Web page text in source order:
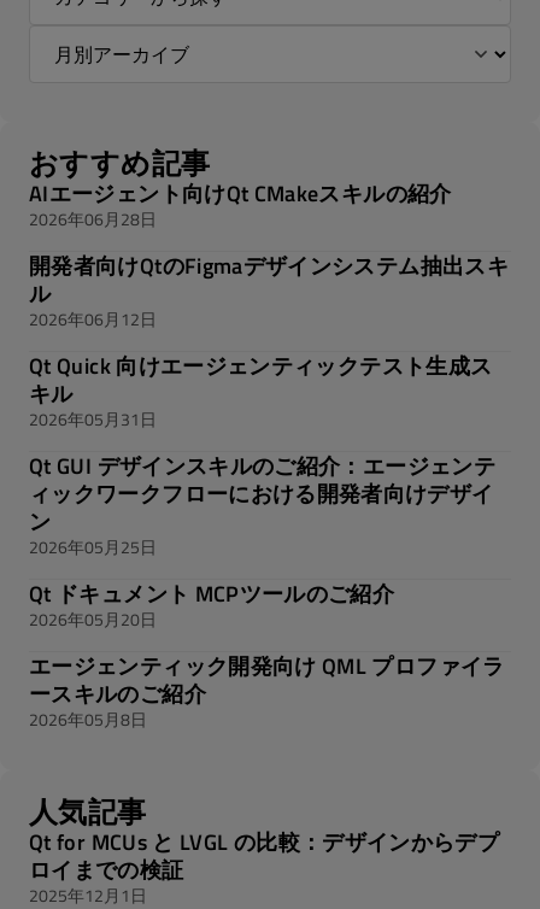
おすすめ記事
AIエージェント向けQt CMakeスキルの紹介
2026年06月28日
開発者向けQtのFigmaデザインシステム抽出スキ
ル
2026年06月12日
Qt Quick 向けエージェンティックテスト生成ス
キル
2026年05月31日
Qt GUI デザインスキルのご紹介：エージェンテ
ィックワークフローにおける開発者向けデザイ
ン
2026年05月25日
Qt ドキュメント MCPツールのご紹介
2026年05月20日
エージェンティック開発向け QML プロファイラ
ースキルのご紹介
2026年05月8日
人気記事
Qt for MCUs と LVGL の比較：デザインからデプ
ロイまでの検証
2025年12月1日